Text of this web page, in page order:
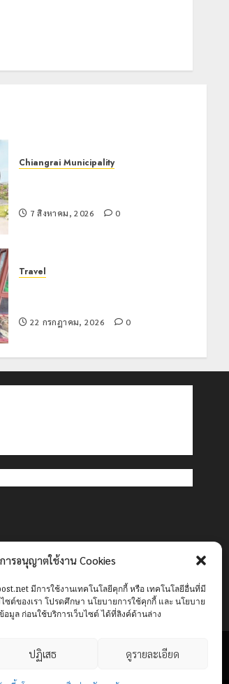
ารอนุญาตใช้งาน Cookies
มีการใช้งานเทคโนโลยีคุกกี้ หรือ เทคโนโลยีอื่นที่มี
ต์ของเรา โปรดศึกษา นโยบายการใช้คุกกี้ และ นโยบาย
มูล ก่อนใช้บริการเว็บไซต์ ได้ที่ลิงค์ด้านล่าง
ปฏิเสธ ดูรายละเอียด
Chiangrai Municipality
7 สิงหาคม, 2026 0
Travel
22 กรกฎาคม, 2026 0